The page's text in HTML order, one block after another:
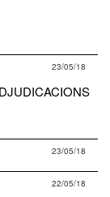
23/05/18
23/05/18
22/05/18